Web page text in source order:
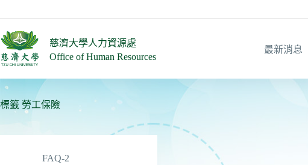
至
主
要
內
容
慈濟大學人力資源處
Office of Human Resources
最新消息
標籤 勞工保險
FAQ-2